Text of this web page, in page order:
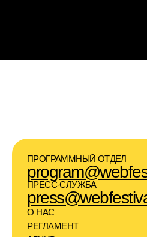
О НАС
РЕГЛАМЕНТ
ПРОГРАММНЫЙ ОТДЕЛ
ПРЕСС-СЛУЖБА